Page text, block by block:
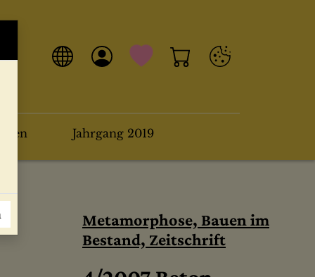
Jahrgang 2019
Metamorphose, Bauen im
Bestand, Zeitschrift